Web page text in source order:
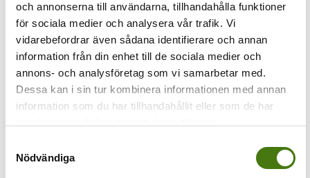
och annonserna till användarna, tillhandahålla funktioner
för sociala medier och analysera vår trafik. Vi
vidarebefordrar även sådana identifierare och annan
information från din enhet till de sociala medier och
annons- och analysföretag som vi samarbetar med.
Dessa kan i sin tur kombinera informationen med annan
information som du har tillhandahållit eller som de har
Nödvändiga
Geata Italien resa med barn